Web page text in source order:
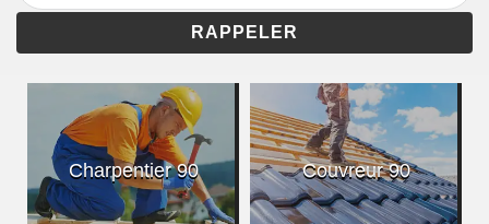
Charpentier 90 Couvreur 90